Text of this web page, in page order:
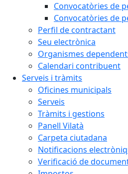
Convocatòries de
Convocatòries de
Perfil de contractant
Seu electrònica
Organismes
Calendari contribuent
Serveis i tràmits
Oficines municipals
Serveis
Tràmits i gestions
Panell Vilatà
Carpeta ciutadana
Notificacions
Verificació de